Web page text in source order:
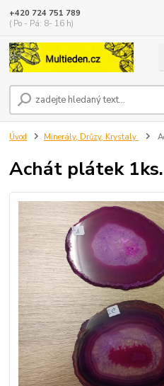
+420 724 751 789
( Po - Pá: 8- 16 h)
Úvod Minerály, Drůzy, Krystaly
Achát plátek 1ks.